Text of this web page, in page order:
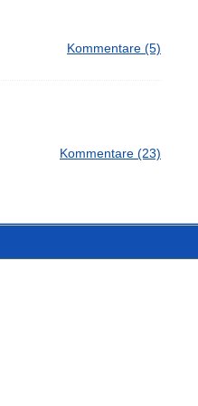
Kommentare (5)
Kommentare (23)